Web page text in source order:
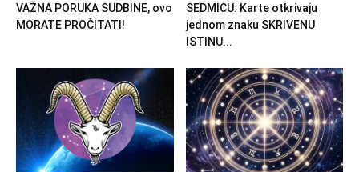
VAŽNA PORUKA SUDBINE, ovo
MORATE PROČITATI!
SEDMICU: Karte otkrivaju
jednom znaku SKRIVENU
ISTINU...